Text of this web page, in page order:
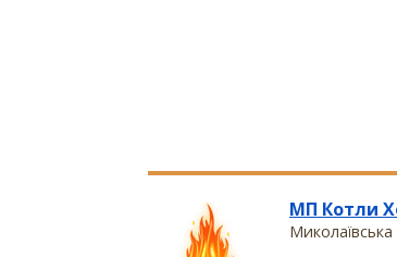
МП Котли